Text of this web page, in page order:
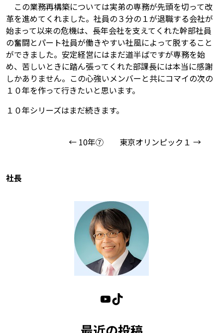
この業務再構築については実弟の専務が先頭を切って改
革を進めてくれました。社員の３分の１が退職する会社が
始まって以来の危機は、長年会社を支えてくれた幹部社員
の奮闘とパート社員が働きやすい社風によって脱すること
ができました。安定経営にはまだ道半ばですが専務を始
め、苦しいときに踏ん張ってくれた部課長には本当に感謝
しかありません。この心強いメンバーと共にコマイの次の
１０年を作って行きたいと思います。
１０年シリーズはまだ続きます。
← 10年⑦ 東京オリンピック１ →
社長